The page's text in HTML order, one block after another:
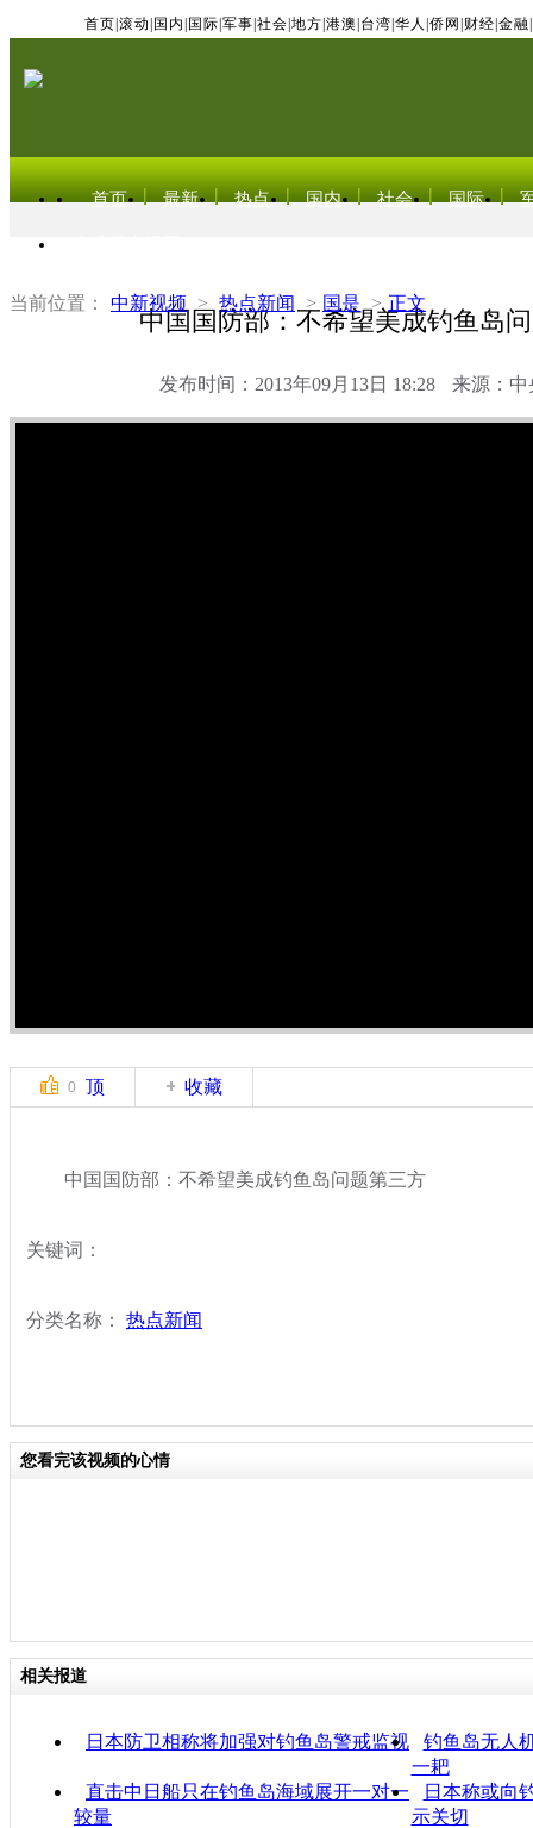
首页 滚动 国内 国际 军事 社会 地方 港澳 台湾 华人 侨网 财经 金融
首页 最新 热点 国内 社会 国际
当前位置： 中新视频 > 热点新闻 > 国是 > 正文
中国国防部：不希望美成钓鱼岛
发布时间：2013年09月13日 18:28 来源：中
0 顶 收藏
中国国防部：不希望美成钓鱼岛问题第三方
关键词：
分类名称： 热点新闻
您看完该视频的心情
相关报道
日本防卫相称将加强对钓鱼岛警戒监视
钓鱼岛无人
一耙
直击中日船只在钓鱼岛海域展开一对一
较量
日本称或向
示关切